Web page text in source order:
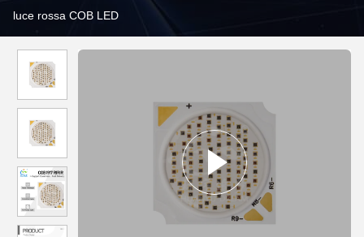
luce rossa COB LED